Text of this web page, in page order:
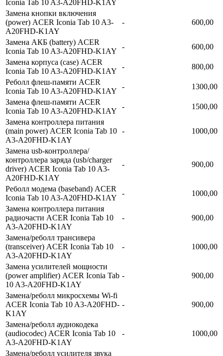
Iconia Tab 10 A3-A20FHD-K1AY
Замена кнопки включения
(power) ACER Iconia Tab 10 A3-
A20FHD-K1AY
- 600,00
Замена АКБ (battery) ACER
Iconia Tab 10 A3-A20FHD-K1AY
-
600,00
Замена корпуса (сase) ACER
Iconia Tab 10 A3-A20FHD-K1AY
-
800,00
Реболл флеш-памяти ACER
Iconia Tab 10 A3-A20FHD-K1AY
-
1300,00
Замена флеш-памяти ACER
Iconia Tab 10 A3-A20FHD-K1AY
-
1500,00
Замена контроллера питания
(main power) ACER Iconia Tab 10
A3-A20FHD-K1AY
- 1000,00
Замена usb-контроллерa/
контроллера заряда (usb/charger
driver) ACER Iconia Tab 10 A3-
A20FHD-K1AY
- 900,00
Реболл модема (baseband) ACER
Iconia Tab 10 A3-A20FHD-K1AY
-
1000,00
Замена контроллера питания
радиочасти ACER Iconia Tab 10
A3-A20FHD-K1AY
- 900,00
Замена/реболл трансивера
(transceiver) ACER Iconia Tab 10
A3-A20FHD-K1AY
- 1000,00
Замена усилителей мощности
(power amplifier) ACER Iconia Tab
10 A3-A20FHD-K1AY
- 900,00
Замена/реболл микросхемы Wi-fi
ACER Iconia Tab 10 A3-A20FHD-
K1AY
- 900,00
Замена/реболл аудиокодека
(audiocodec) ACER Iconia Tab 10
A3-A20FHD-K1AY
- 1000,00
Замена/реболл усилителя звука